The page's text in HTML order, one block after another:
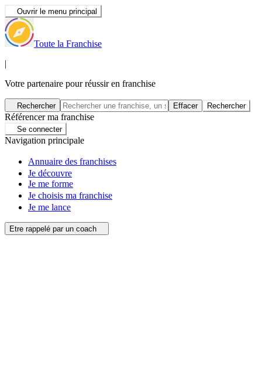
Ouvrir le menu principal
Toute la Franchise
|
Votre partenaire pour réussir en franchise
Rechercher Effacer Rechercher
Référencer ma franchise
Se connecter
Navigation principale
Annuaire des franchises
Je découvre
Je me forme
Je choisis ma franchise
Je me lance
Etre rappelé par un coach